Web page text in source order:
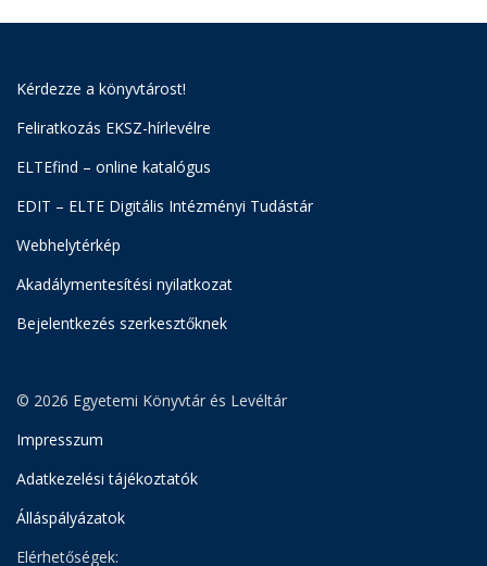
Kérdezze a könyvtárost!
Feliratkozás EKSZ-hírlevélre
ELTEfind – online katalógus
EDIT – ELTE Digitális Intézményi Tudástár
Webhelytérkép
Akadálymentesítési nyilatkozat
Bejelentkezés szerkesztőknek
© 2026 Egyetemi Könyvtár és Levéltár
Impresszum
Adatkezelési tájékoztatók
Álláspályázatok
Elérhetőségek: